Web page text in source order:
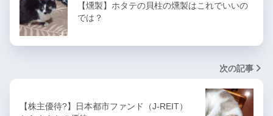
【燻製】ホタテの貝柱の燻製はこれでいいの
では？
次の記事
【株主優待?】日本都市ファンド（J-REIT）